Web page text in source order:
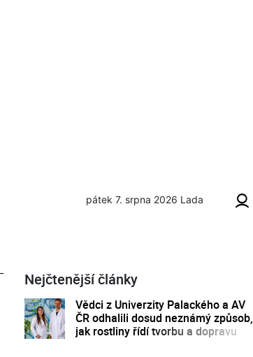
pátek 7. srpna 2026 Lada
Nejčtenější články
Vědci z Univerzity Palackého a AV
ČR odhalili dosud neznámý způsob,
jak rostliny řídí tvorbu a dopravu